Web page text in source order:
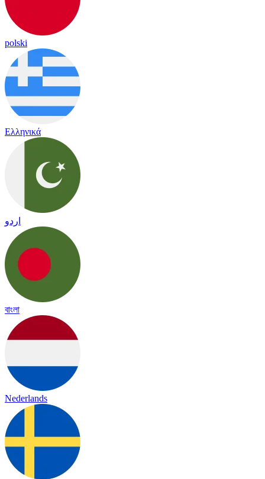
polski
Ελληνικά
اردو
বাংলা
Nederlands